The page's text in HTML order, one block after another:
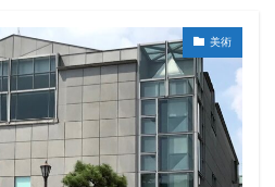
美術